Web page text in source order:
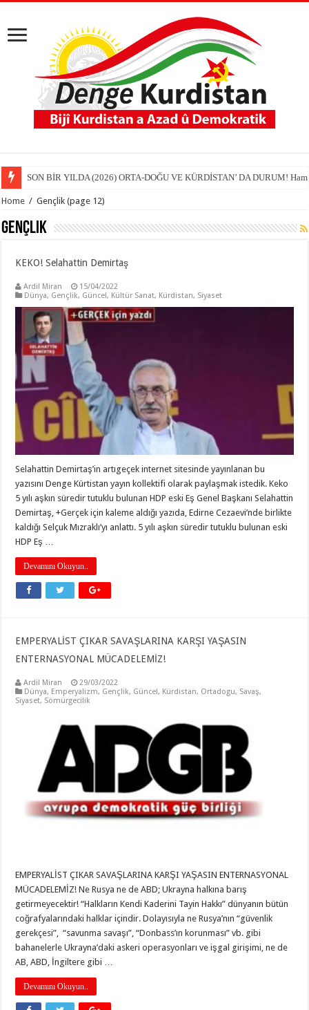
SON BİR YILDA (2026) ORTA-DOĞU VE KÜRDİSTAN’ DA DURUM!
Home / Gençlik (page 12)
Gençlik
KEKO! Selahattin Demirtaş
Ardil Miran
15/04/2022
Dünya, Gençlik, Güncel, Kültür Sanat, Kürdistan, Siyaset
Selahattin Demirtaş’in artıgeçek internet sitesinde yayınlanan bu
yazısını Denge Kürtistan yayın kollektifi olarak paylaşmak istedik. Keko
5 yılı aşkın süredir tutuklu bulunan HDP eski Eş Genel Başkanı Selahattin
Demirtaş, +Gerçek için kaleme aldığı yazıda, Edirne Cezaevi’nde birlikte
kaldığı Selçuk Mızraklı’yı anlattı. 5 yılı aşkın süredir tutuklu bulunan eski
HDP Eş …
Devamını Okuyun..
EMPERYALİST ÇIKAR SAVAŞLARINA KARŞI YAŞASIN
ENTERNASYONAL MÜCADELEMİZ!
Ardil Miran
29/03/2022
Dünya, Emperyalizm, Gençlik, Güncel, Kürdistan, Ortadogu, Savaş,
Siyaset, Sömürgecilik
EMPERYALİST ÇIKAR SAVAŞLARINA KARŞI YAŞASIN ENTERNASYONAL
MÜCADELEMİZ! Ne Rusya ne de ABD; Ukrayna halkına barış
getirmeyecektir! “Halkların Kendi Kaderini Tayin Hakkı” dünyanın bütün
coğrafyalarındaki halklar içindir. Dolayısıyla ne Rusya’nın “güvenlik
gerekçesi”, “savunma savaşı”, “Donbass’ın korunması” vb. gibi
bahanelerle Ukrayna’daki askeri operasyonları ve işgal girişimi, ne de
AB, ABD, İngiltere gibi …
Devamını Okuyun..